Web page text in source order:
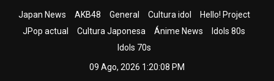
Japan News AKB48 General Cultura idol
Hello! Project
JPop actual
Cultura Japonesa Ánime News
Idols 80s
Idols 70s
09 Ago, 2026 1:20:09 PM